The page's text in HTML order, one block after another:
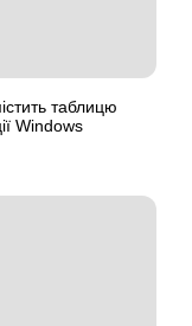
таблицю
Windows